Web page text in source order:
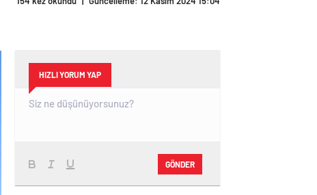
HIZLI YORUM YAP
GÖNDER